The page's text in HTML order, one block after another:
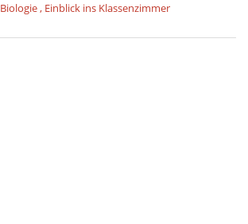
Biologie, Einblick ins Klassenzimmer